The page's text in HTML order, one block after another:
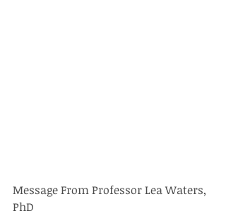
Message From Professor Lea Waters,
PhD